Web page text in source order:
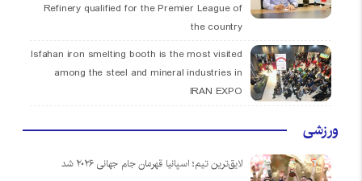
Refinery qualified for the Premier League of
the country
Isfahan iron smelting booth is the most visited
among the steel and mineral industries in
IRAN EXPO
ورزشی
لایق‌ترین تیم؛ اسپانیا قهرمان جام جهانی ۲۰۲۶ شد